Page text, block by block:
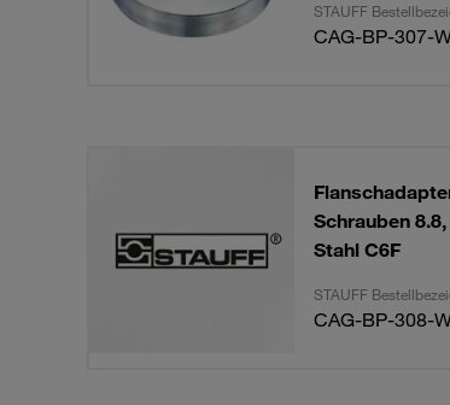
STAUFF
CAG-BP-307-
Schrauben
Stahl C6F
STAUFF
CAG-BP-308-